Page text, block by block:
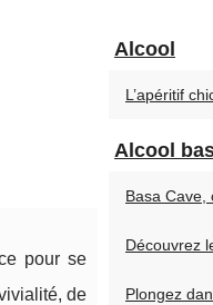
pour se
de
Alcool
L’apéritif
Alcool
Basa Cave,
Découvrez
Plongez